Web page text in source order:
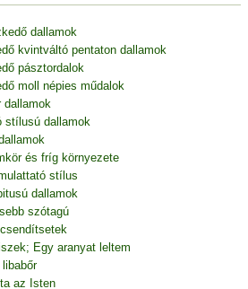
dallamok
kvintváltó pentaton dallamok
pásztordalok
moll népies műdalok
dallamok
stílusú dallamok
és fríg környezete
stílus
dallamok
szótagú
Egy aranyat leltem
libabőr
az Isten